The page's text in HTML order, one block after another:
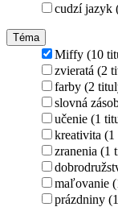
cudzí jazyk
Téma
Miffy (10
zvieratá (2
farby (2
slovná
učenie (1
kreativita
zranenia (1
maľovanie
prázdniny